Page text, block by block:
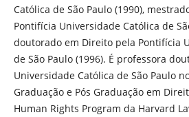
Católica de São Paulo (1990),
Pontifícia Universidade Católica de
doutorado em Direito pela Pontifícia
de São Paulo (1996). É professora
Universidade Católica de São Paulo
Graduação e Pós Graduação em
Human Rights Program da Harvard